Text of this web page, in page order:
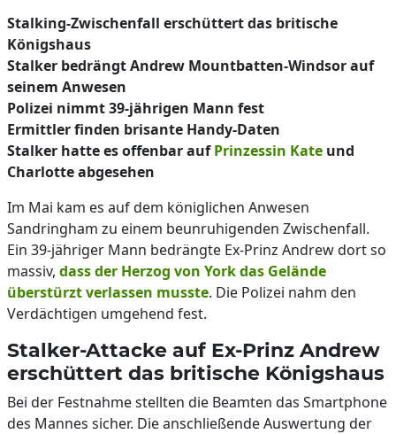
Stalking-Zwischenfall erschüttert das britische
Königshaus
Stalker bedrängt Andrew Mountbatten-Windsor auf
seinem Anwesen
Polizei nimmt 39-jährigen Mann fest
Ermittler finden brisante Handy-Daten
Stalker hatte es offenbar aufPrinzessin Kate und
Charlotte abgesehen
Im Mai kam es auf dem königlichen Anwesen
Sandringham zu einem beunruhigenden Zwischenfall.
Ein 39-jähriger Mann bedrängte Ex-Prinz Andrew dort so
massiv, dass der Herzog von York das Gelände
überstürzt verlassen musste. Die Polizei nahm den
Verdächtigen umgehend fest.
Stalker-Attacke auf Ex-Prinz Andrew
erschüttert das britische Königshaus
Bei der Festnahme stellten die Beamten das Smartphone
des Mannes sicher. Die anschließende Auswertung der